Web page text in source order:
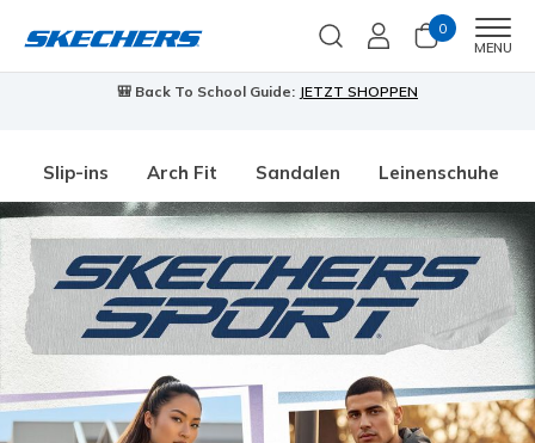
0
MENU
🎒 Back To School Guide: JETZT SHOPPEN
Slip-ins Arch Fit Sandalen Leinenschuhe